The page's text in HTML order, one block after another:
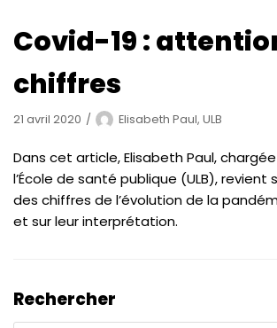
Covid-19 :
chiffres
21 avril 2020 Elisabeth Paul, ULB
Dans cet article, Elisabeth Paul,
l’École de santé publique (ULB), revient
des chiffres de l’évolution de la
et sur leur interprétation.
Rechercher